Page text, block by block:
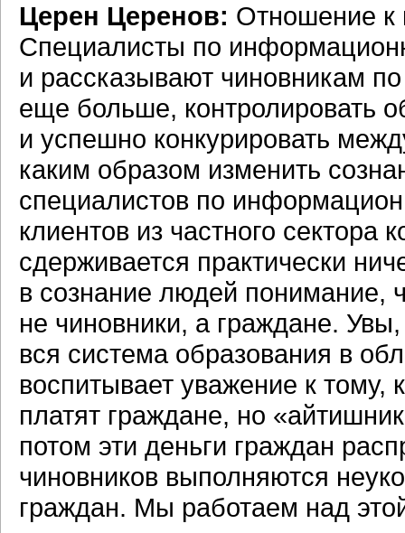
Церен Церенов: Отношение к
Специалисты по
и рассказывают чиновникам по
еще больше, контролировать
и успешно конкурировать
каким образом изменить
специалистов по
клиентов из частного сектора
сдерживается практически
в сознание людей понимание,
не чиновники, а граждане.
вся система образования в
воспитывает уважение к тому,
платят граждане, но
потом эти деньги граждан
чиновников выполняются
граждан. Мы работаем над